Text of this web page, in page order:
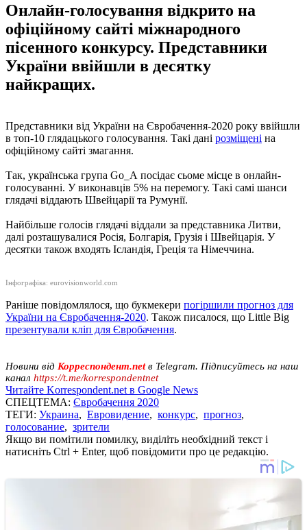
Онлайн-голосування відкрито на
офіційному сайті міжнародного
пісенного конкурсу. Представники
України ввійшли в десятку
найкращих.
Представники від України на Євробачення-2020 року ввійшли
в топ-10 глядацького голосування. Такі дані розміщені на
офіційному сайті змагання.
Так, українська група Go_А посідає сьоме місце в онлайн-
голосуванні. У виконавців 5% на перемогу. Такі самі шанси
глядачі віддають Швейцарії та Румунії.
Найбільше голосів глядачі віддали за представника Литви,
далі розташувалися Росія, Болгарія, Грузія і Швейцарія. У
десятки також входять Ісландія, Греція та Німеччина.
Інфографіка: eurovisionworld.com
Раніше повідомлялося, що букмекери погіршили прогноз для
України на Євробачення-2020. Також писалося, що Little Big
презентували кліп для Євробачення.
Новини від Корреспондент.netв Telegram. Підписуйтесь на наш
канал https://t.me/korrespondentnet
Читайте Korrespondent.net в Google News
СПЕЦТЕМА: Євробачення 2020
ТЕГИ: Украина, Евровидение, конкурс, прогноз,
голосование, зрители
Якщо ви помітили помилку, виділіть необхідний текст і
натисніть Ctrl + Enter, щоб повідомити про це редакцію.